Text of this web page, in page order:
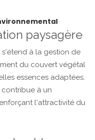
paysagère
à la gestion de
du couvert végétal
essences adaptées.
à un
l'attractivité du